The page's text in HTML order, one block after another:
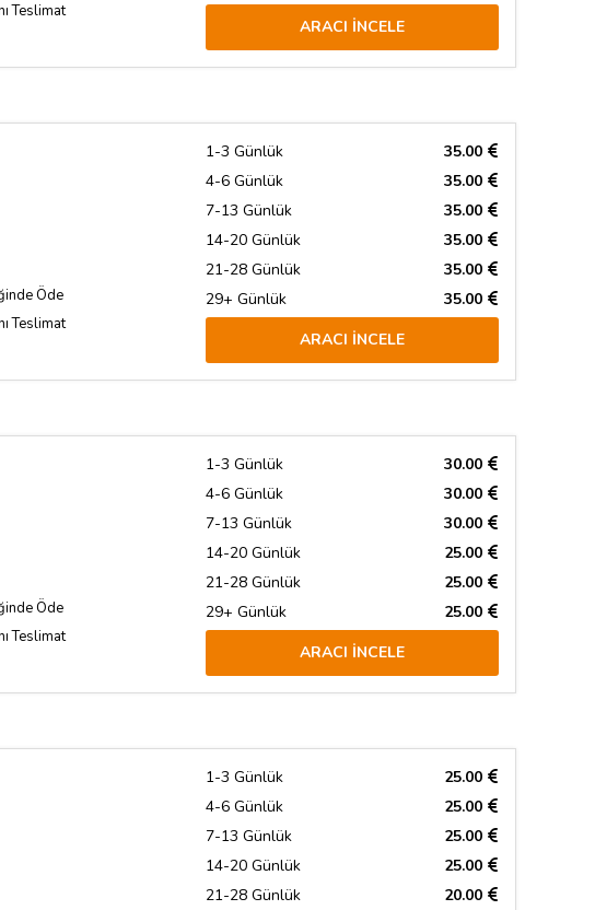
Teslimat
ARACI İNCELE
Öde
Teslimat
1-3 Günlük
35.00
4-6 Günlük
35.00
7-13 Günlük
35.00
14-20 Günlük
35.00
21-28 Günlük
35.00
29+ Günlük
35.00
ARACI İNCELE
Öde
Teslimat
1-3 Günlük
30.00
4-6 Günlük
30.00
7-13 Günlük
30.00
14-20 Günlük
25.00
21-28 Günlük
25.00
29+ Günlük
25.00
ARACI İNCELE
1-3 Günlük
25.00
4-6 Günlük
25.00
7-13 Günlük
25.00
14-20 Günlük
25.00
21-28 Günlük
20.00